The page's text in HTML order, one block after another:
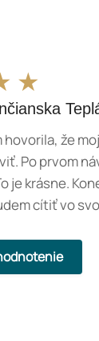
★
hovorila, že
Po prvom
je krásne.
cítiť vo